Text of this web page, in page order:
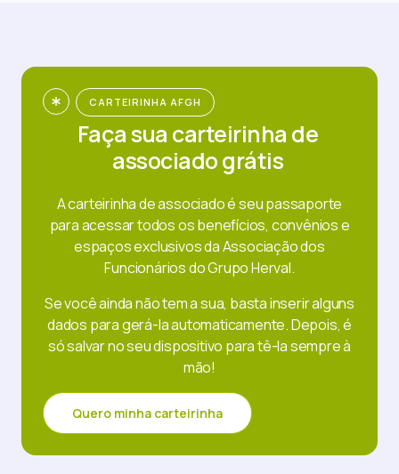
CARTEIRINHA AFGH
Faça sua carteirinha de
associado grátis
A carteirinha de associado é seu passaporte
para acessar todos os benefícios, convênios e
espaços exclusivos da Associação dos
Funcionários do Grupo Herval.
Se você ainda não tem a sua, basta inserir alguns
dados para gerá-la automaticamente. Depois, é
só salvar no seu dispositivo para tê-la sempre à
mão!
Quero minha carteirinha